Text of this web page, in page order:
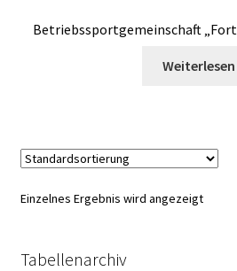
Betriebssportgemeinschaft
Weiterlesen
Einzelnes Ergebnis wird angezeigt
Tabellenarchiv